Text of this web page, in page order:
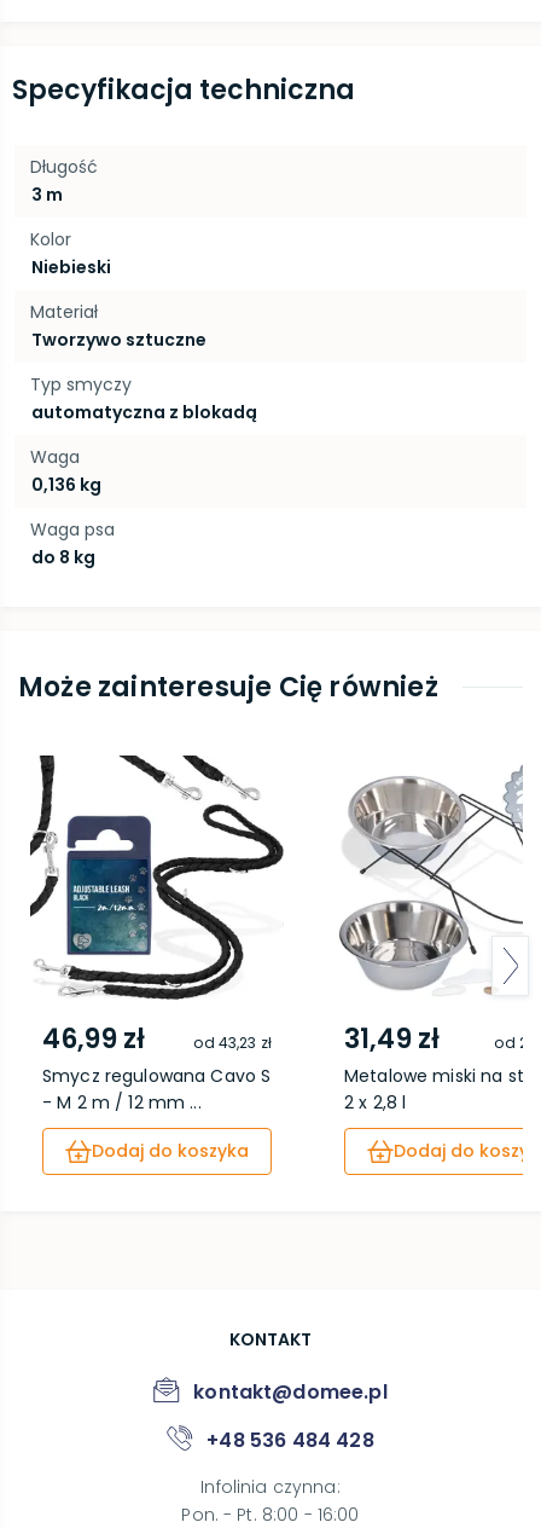
Specyfikacja techniczna
Długość
3 m
Kolor
Niebieski
Materiał
Tworzywo sztuczne
Typ smyczy
automatyczna z blokadą
Waga
0,136 kg
Waga psa
do 8 kg
Może zainteresuje Cię również
46,99 zł od 43,23 zł
Smycz regulowana Cavo S
- M 2 m / 12 mm ...
Dodaj do koszyka
31,49 zł od
Metalowe miski na
2 x 2,8 l
Dodaj do
KONTAKT
kontakt@domee.pl
+48 536 484 428
Infolinia czynna:
Pon. - Pt. 8:00 - 16:00